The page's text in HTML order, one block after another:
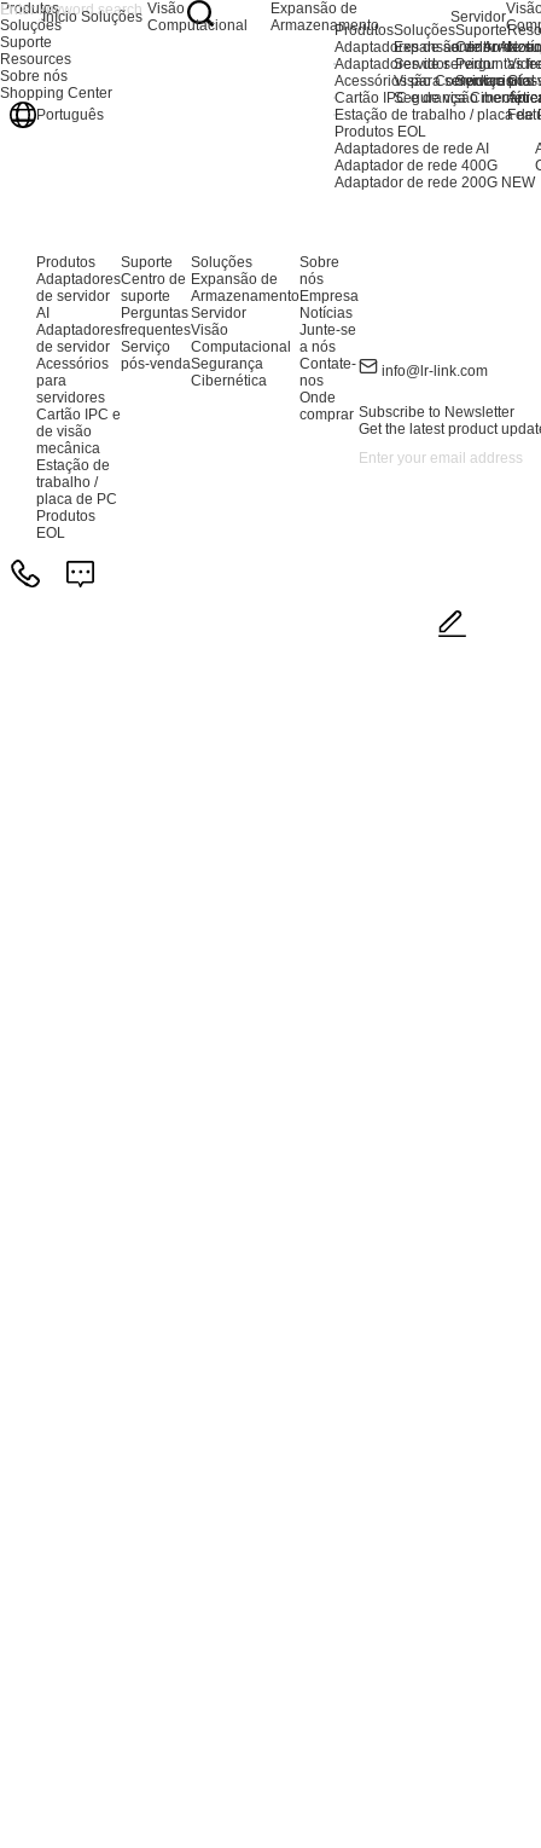
Produtos
Adaptadores de servidor AI
Adaptadores de servidor
Acessórios para servidores
Cartão IPC e de visão
Estação de trabalho / placa de
Produtos EOL
Adaptadores de rede AI
Adaptador de rede 400G
Adaptador de rede 200G NEW
Soluções
Expansão de
Servidor
Visão Computacional
Segurança
Suporte
Centro de
Perguntas
Serviço
Produtos
Soluções
Suporte
Resources
Sobre nós
Shopping Center
Português
Início Soluções Visão
Computacional
Expansão de
Armazenamento
Servidor
Produtos
Adaptadores
de servidor
AI
Adaptadores
de servidor
Acessórios
para
servidores
Cartão IPC e
de visão
mecânica
Estação de
trabalho /
placa de PC
Produtos
EOL
Suporte
Centro de
suporte
Perguntas
frequentes
Serviço
pós-venda
Soluções
Expansão de
Armazenamento
Servidor
Visão
Computacional
Segurança
Cibernética
Sobre
nós
Empresa
Notícias
Junte-se
a nós
Contate-
nos
Onde
comprar
info@lr-link.com
Subscribe to Newsletter
Get the latest product